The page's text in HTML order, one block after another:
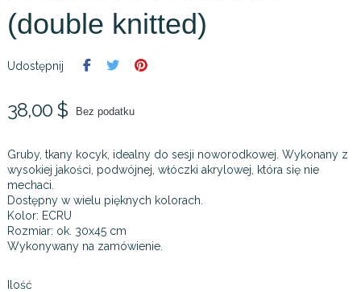
(double knitted)
Udostępnij
38,00 $ Bez podatku
Gruby, tkany kocyk, idealny do sesji noworodkowej. Wykonany z
wysokiej jakości, podwójnej, włóczki akrylowej, która się nie
mechaci.
Dostępny w wielu pięknych kolorach.
Kolor: ECRU
Rozmiar: ok. 30x45 cm
Wykonywany na zamówienie.
Ilość